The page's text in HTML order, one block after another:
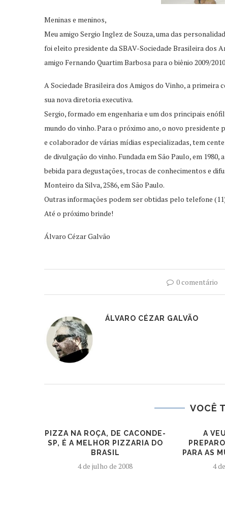
Meninas e meninos,
Meu amigo Sergio Inglez de Souza, uma das
foi eleito presidente da SBAV-Sociedade Brasileira dos
amigo Fernando Quartim Barbosa para o biênio 2009/
A Sociedade Brasileira dos Amigos do Vinho, a primeira
sua nova diretoria executiva.
Sergio, formado em engenharia e um dos principais
mundo do vinho. Para o próximo ano, o novo
e colaborador de várias mídias especializadas, tem
de divulgação do vinho. Fundada em São Paulo, em
bebida para degustações, trocas de conhecimentos e
Monteiro da Silva, 2586, em São Paulo.
Outras informações podem ser obtidas pelo telefone
Até o próximo brinde!
Álvaro Cézar Galvão
0 comentário
ÁLVARO CÉZAR GALVÃO
VOCÊ
PIZZA NA ROÇA, DE CACONDE-
SP, É A MELHOR PIZZARIA DO
BRASIL
4 de julho de 2008
A
PARA AS
4